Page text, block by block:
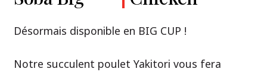
Désormais disponible en BIG CUP !
Notre succulent poulet Yakitori vous fera
Notre recommandation: découvrez le goût de
Ramen !